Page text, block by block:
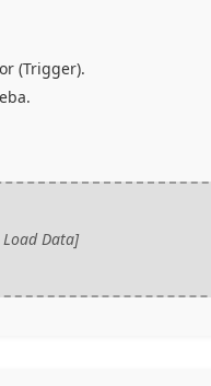
(Trigger).
Data]